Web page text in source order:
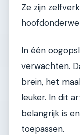
Ze zijn
In één
verwachten.
brein, het
leuker. In dit
belangrijk is
toepassen.